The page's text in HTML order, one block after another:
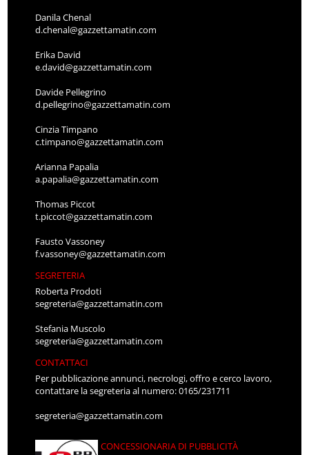
Danila Chenal
d.chenal@gazzettamatin.com
Erika David
e.david@gazzettamatin.com
Davide Pellegrino
d.pellegrino@gazzettamatin.com
Cinzia Timpano
c.timpano@gazzettamatin.com
Arianna Papalia
a.papalia@gazzettamatin.com
Thomas Piccot
t.piccot@gazzettamatin.com
Fausto Vassoney
f.vassoney@gazzettamatin.com
SEGRETERIA
Roberta Prodoti
segreteria@gazzettamatin.com
Stefania Muscolo
segreteria@gazzettamatin.com
CONTATTACI
Per pubblicazione annunci, necrologi, offro e cerco lavoro,
contattare la segreteria al numero: 0165/231711
segreteria@gazzettamatin.com
CONCESSIONARIA DI PUBBLICITÀ